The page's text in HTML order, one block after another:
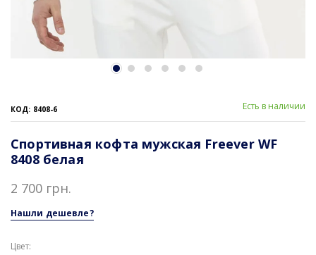
КОД: 8408-6 Есть в наличии
Спортивная кофта мужская Freever WF
8408 белая
2 700 грн.
Нашли дешевле?
Цвет: